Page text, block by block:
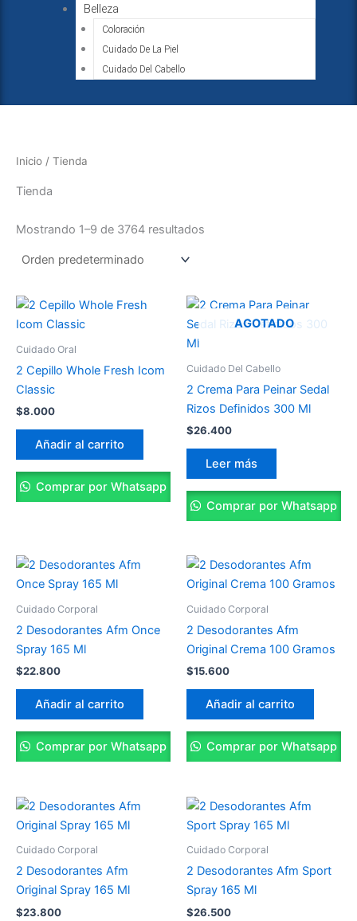
Belleza
Coloración
Cuidado De La Piel
Cuidado Del Cabello
Inicio / Tienda
Tienda
Mostrando 1–9 de 3764 resultados
Cuidado Oral
2 Cepillo Whole Fresh Icom
Classic
$8.000
Añadir al carrito
Comprar por Whatsapp
AGOTADO
Cuidado Del Cabello
2 Crema Para Peinar Sedal
Rizos Definidos 300 Ml
$26.400
Leer más
Comprar por Whatsapp
Cuidado Corporal
2 Desodorantes Afm Once
Spray 165 Ml
$22.800
Añadir al carrito
Comprar por Whatsapp
Cuidado Corporal
2 Desodorantes Afm
Original Crema 100 Gramos
$15.600
Añadir al carrito
Comprar por Whatsapp
Cuidado Corporal
2 Desodorantes Afm
Original Spray 165 Ml
$23.800
Cuidado Corporal
2 Desodorantes Afm Sport
Spray 165 Ml
$26.500